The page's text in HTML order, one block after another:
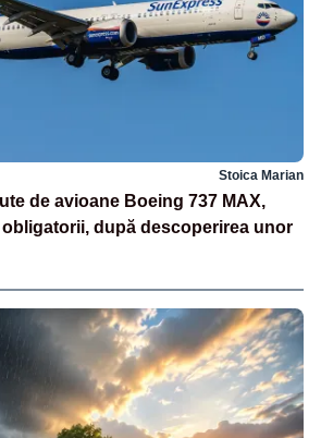
Stoica Marian
de avioane Boeing 737 MAX,
după descoperirea unor